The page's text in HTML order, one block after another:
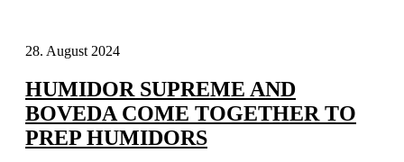
28. August 2024
HUMIDOR SUPREME AND
BOVEDA COME TOGETHER TO
PREP HUMIDORS